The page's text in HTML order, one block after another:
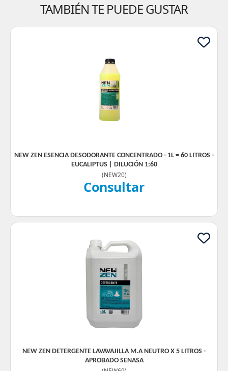
TAMBIÉN TE PUEDE GUSTAR
NEW ZEN ESENCIA DESODORANTE CONCENTRADO - 1L = 60 LITROS -
EUCALIPTUS | DILUCIÓN 1:60
(NEW20)
Consultar
NEW ZEN DETERGENTE LAVAVAJILLA M.A NEUTRO X 5 LITROS -
APROBADO SENASA